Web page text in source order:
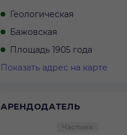
Геологическая
Бажовская
Площадь 1905 года
Показать адрес на карте
АРЕНДОДАТЕЛЬ